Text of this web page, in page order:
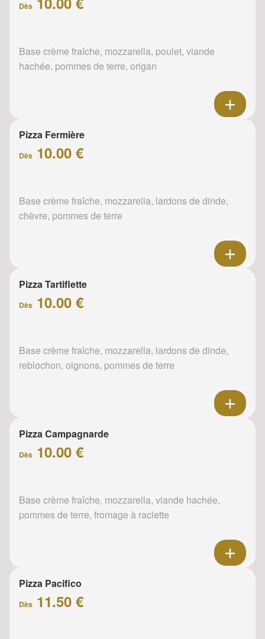
Dès
Base crème fraîche, mozzarella, poulet, viande
hachée, pommes de terre, origan
Pizza Fermière
Dès 10.00 €
Base crème fraîche, mozzarella, lardons de dinde,
chèvre, pommes de terre
Pizza Tartiflette
Dès 10.00 €
Base crème fraîche, mozzarella, lardons de dinde,
reblochon, oignons, pommes de terre
Pizza Campagnarde
Dès 10.00 €
Base crème fraîche, mozzarella, viande hachée,
pommes de terre, fromage à raclette
Pizza Pacifico
Dès 11.50 €